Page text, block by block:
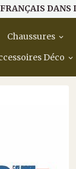
DANS
Chaussures
Déco